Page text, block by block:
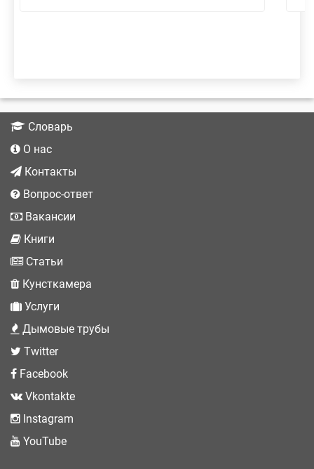
Словарь
О нас
Контакты
Вопрос-ответ
Вакансии
Книги
Статьи
Кунсткамера
Услуги
Дымовые трубы
Twitter
Facebook
Vkontakte
Instagram
YouTube